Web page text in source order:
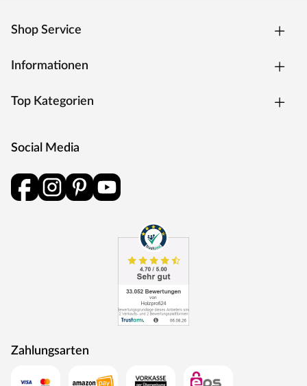
Shop Service
Informationen
Top Kategorien
Social Media
Zahlungsarten